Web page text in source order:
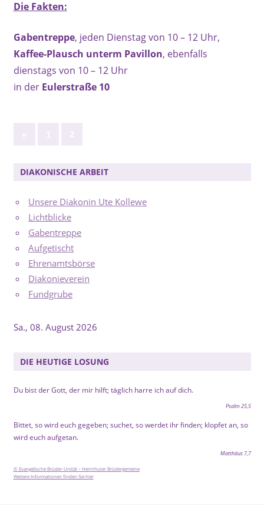
Die Fakten:
Gabentreppe, jeden Dienstag von 10 – 12 Uhr,
Kaffee-Plausch unterm Pavillon, ebenfalls
dienstags von 10 – 12 Uhr
in der Eulerstraße 10
Beiträge
DIAKONISCHE ARBEIT
Unsere Diakonin Ute Kollewe
Lichtblicke
Gabentreppe
Aufgetischt
Ehrenamtsbörse
Diakonieverein
Fundgrube
Sa., 08. August 2026
DIE HEUTIGE LOSUNG
Du bist der Gott, der mir hilft; täglich harre ich auf dich.
Psalm 25,5
Bittet, so wird euch gegeben; suchet, so werdet ihr finden; klopfet an, so
wird euch aufgetan.
Matthäus 7,7
© Evangelische Brüder-Unität – Herrnhuter Brüdergemeine
Weitere Informationen finden Sie hier